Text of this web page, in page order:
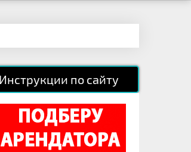
Инструкции по сайту